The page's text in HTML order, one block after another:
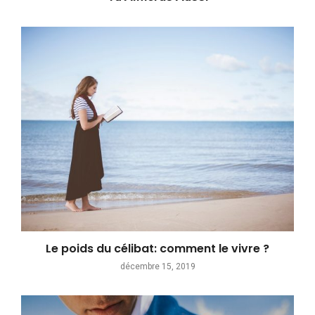
Le poids du célibat: comment le vivre ?
décembre 15, 2019